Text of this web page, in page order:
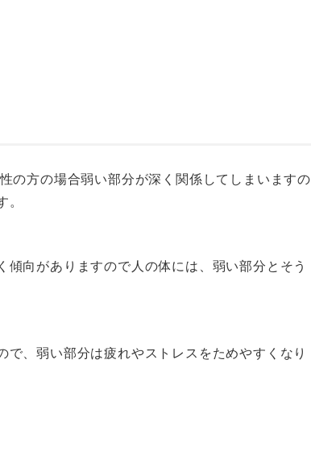
の方の場合弱い部分が深く関係してしまいますの
向がありますので人の体には、弱い部分とそう
、弱い部分は疲れやストレスをためやすくなり